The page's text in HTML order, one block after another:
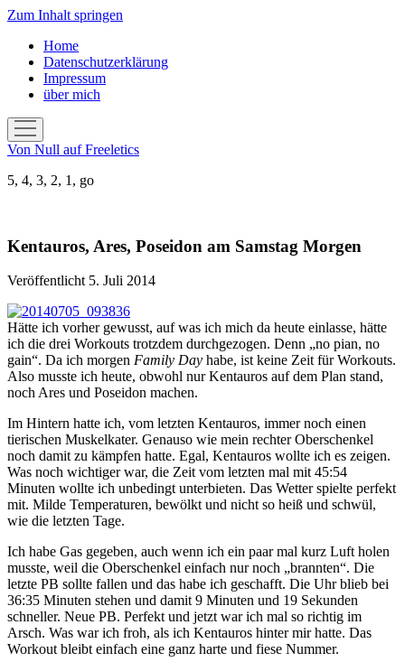
Zum Inhalt springen
Home
Datenschutzerklärung
Impressum
über mich
Menü
öffnen
Von Null auf Freeletics
5, 4, 3, 2, 1, go
Kentauros, Ares, Poseidon am Samstag Morgen
Veröffentlicht 5. Juli 2014
Hätte ich vorher gewusst, auf was ich mich da heute einlasse, hätte
ich die drei Workouts trotzdem durchgezogen. Denn „no pian, no
gain“. Da ich morgen Family Day habe, ist keine Zeit für Workouts.
Also musste ich heute, obwohl nur Kentauros auf dem Plan stand,
noch Ares und Poseidon machen.
Im Hintern hatte ich, vom letzten Kentauros, immer noch einen
tierischen Muskelkater. Genauso wie mein rechter Oberschenkel
noch damit zu kämpfen hatte. Egal, Kentauros wollte ich es zeigen.
Was noch wichtiger war, die Zeit vom letzten mal mit 45:54
Minuten wollte ich unbedingt unterbieten. Das Wetter spielte perfekt
mit. Milde Temperaturen, bewölkt und nicht so heiß und schwül,
wie die letzten Tage.
Ich habe Gas gegeben, auch wenn ich ein paar mal kurz Luft holen
musste, weil die Oberschenkel einfach nur noch „brannten“. Die
letzte PB sollte fallen und das habe ich geschafft. Die Uhr blieb bei
36:35 Minuten stehen und damit 9 Minuten und 19 Sekunden
schneller. Neue PB. Perfekt und jetzt war ich mal so richtig im
Arsch. Was war ich froh, als ich Kentauros hinter mir hatte. Das
Workout bleibt einfach eine ganz harte und fiese Nummer.